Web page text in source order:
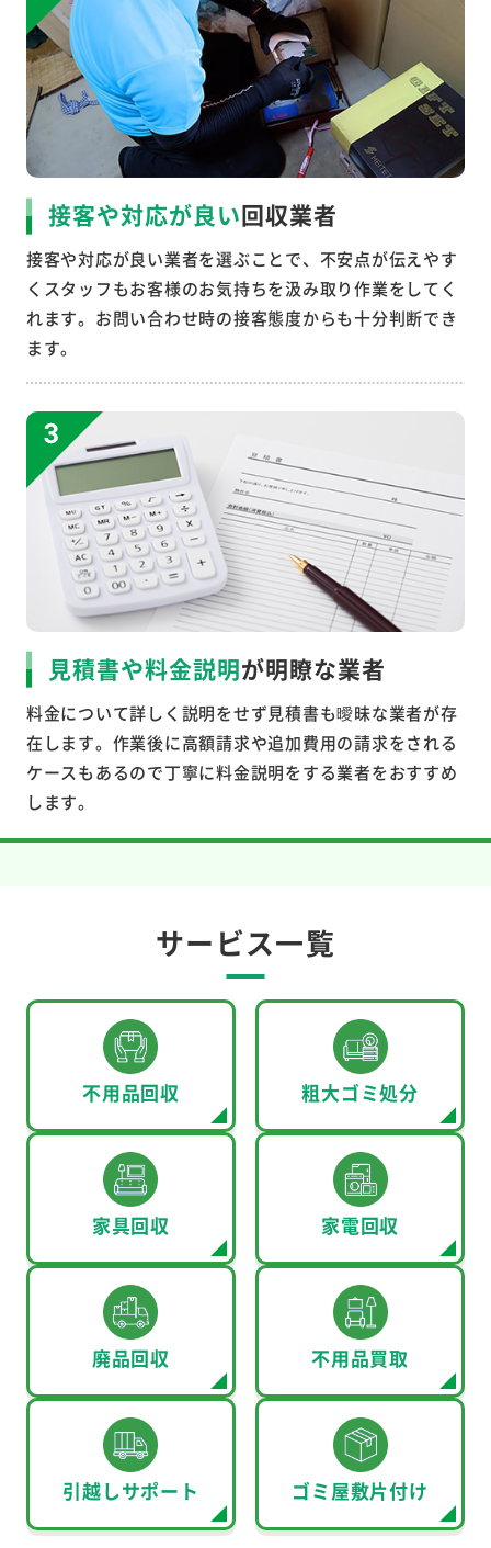
接客や対応が良い回収業者
接客や対応が良い業者を選ぶことで、不安点が伝えやす
くスタッフもお客様のお気持ちを汲み取り作業をしてく
れます。お問い合わせ時の接客態度からも十分判断でき
ます。
見積書や料金説明が明瞭な業者
料金について詳しく説明をせず見積書も曖昧な業者が存
在します。作業後に高額請求や追加費用の請求をされる
ケースもあるので丁寧に料金説明をする業者をおすすめ
します。
サービス一覧
不用品回収 粗大ゴミ処分
家具回収 家電回収
廃品回収 不用品買取
引越しサポート ゴミ屋敷片付け